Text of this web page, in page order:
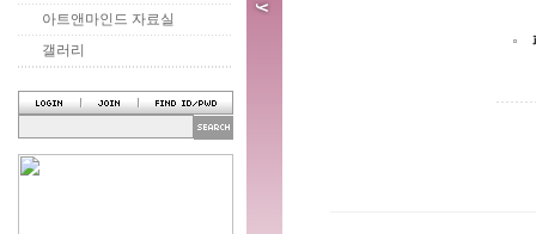
아트앤마인드 자료실
갤러리